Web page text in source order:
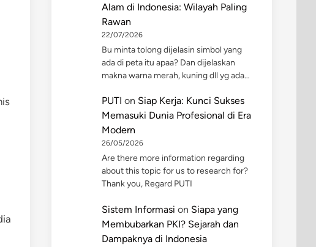
Alam di Indonesia: Wilayah Paling
Rawan
22/07/2026
Bu minta tolong dijelasin simbol yang
ada di peta itu apaa? Dan dijelaskan
makna warna merah, kuning dll yg ada…
PUTI on Siap Kerja: Kunci Sukses
Memasuki Dunia Profesional di Era
Modern
26/05/2026
Are there more information regarding
about this topic for us to research for?
Thank you, Regard PUTI
Sistem Informasi on Siapa yang
Membubarkan PKI? Sejarah dan
Dampaknya di Indonesia